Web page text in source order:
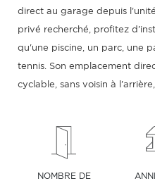
direct au garage depuis
privé recherché, profitez
qu'une piscine, un parc, une
tennis. Son emplacement
cyclable, sans voisin à
NOMBRE DE